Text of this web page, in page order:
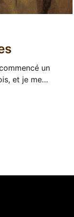
un
et je me